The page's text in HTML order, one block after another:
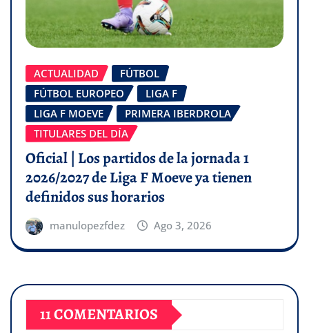
ACTUALIDAD
FÚTBOL
FÚTBOL EUROPEO
LIGA F
LIGA F MOEVE
PRIMERA IBERDROLA
TITULARES DEL DÍA
Oficial | Los partidos de la jornada 1
2026/2027 de Liga F Moeve ya tienen
definidos sus horarios
manulopezfdez Ago 3, 2026
11 COMENTARIOS